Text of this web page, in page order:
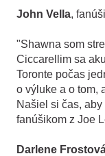
John Vella,
"Shawna som
Ciccarellim sa
Toronte počas
o výluke a o tom,
Našiel si čas,
fanúšikom z Joe
Darlene